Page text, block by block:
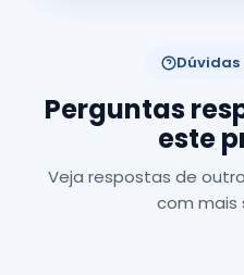
Perguntas
este
Veja respostas de
com mais